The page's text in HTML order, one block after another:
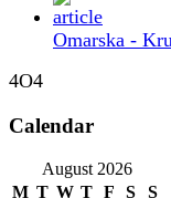
Omarska -
4O4
Calendar
August 2026
M T W T F S S